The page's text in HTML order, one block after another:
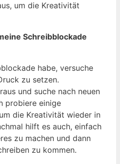
um die Kreativität
Schreibblockade
habe, versuche
zu setzen.
und suche nach neuen
probiere einige
die Kreativität wieder in
hilft es auch, einfach
zu machen und dann
zu kommen.